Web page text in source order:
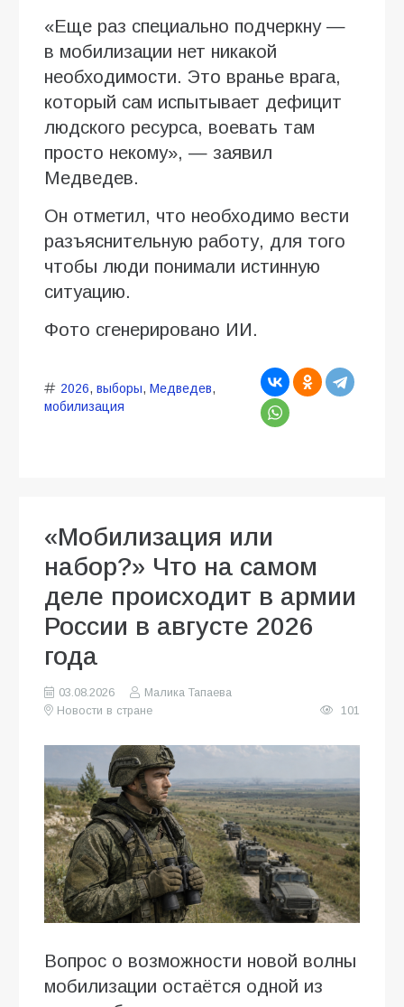
«Еще раз специально подчеркну —
в мобилизации нет никакой
необходимости. Это вранье врага,
который сам испытывает дефицит
людского ресурса, воевать там
просто некому», — заявил
Медведев.
Он отметил, что необходимо вести
разъяснительную работу, для того
чтобы люди понимали истинную
ситуацию.
Фото сгенерировано ИИ.
2026, выборы, Медведев,
мобилизация
«Мобилизация или
набор?» Что на самом
деле происходит в армии
России в августе 2026
года
03.08.2026
Малика Тапаева
Новости в стране
101
Вопрос о возможности новой волны
мобилизации остаётся одной из